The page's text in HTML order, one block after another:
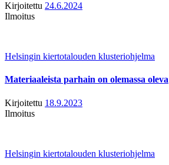
Kirjoitettu 24.6.2024
Ilmoitus
Helsingin kiertotalouden klusteriohjelma
Materiaaleista parhain on olemassa oleva
Kirjoitettu 18.9.2023
Ilmoitus
Helsingin kiertotalouden klusteriohjelma